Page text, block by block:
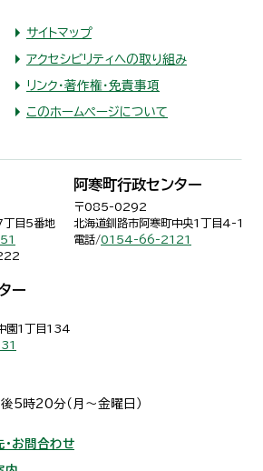
サイトマップ
アクセシビリティへの取り組み
リンク・著作権・免責事項
このホームページについて
丁目5番地
阿寒町行政センター
〒085-0292
北海道釧路市阿寒町中央1丁目4-1
電話/0154-66-2121
ー
園1丁目134
5時20分（月～金曜日）
お問合わせ